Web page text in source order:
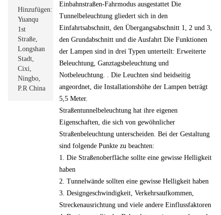
Hinzufügen:
Yuanqu
1st
Straße,
Longshan
Stadt,
Cixi,
Ningbo,
P.R China
Einbahnstraßen-Fahrmodus ausgestattet Die
Tunnelbeleuchtung gliedert sich in den
Einfahrtsabschnitt, den Übergangsabschnitt 1, 2 und 3,
den Grundabschnitt und die Ausfahrt Die Funktionen
der Lampen sind in drei Typen unterteilt: Erweiterte
Beleuchtung, Ganztagsbeleuchtung und
Notbeleuchtung. . Die Leuchten sind beidseitig
angeordnet, die Installationshöhe der Lampen beträgt
5,5 Meter.
Straßentunnelbeleuchtung hat ihre eigenen
Eigenschaften, die sich von gewöhnlicher
Straßenbeleuchtung unterscheiden. Bei der Gestaltung
sind folgende Punkte zu beachten:
1. Die Straßenoberfläche sollte eine gewisse Helligkeit
haben
2. Tunnelwände sollten eine gewisse Helligkeit haben
3. Designgeschwindigkeit, Verkehrsaufkommen,
Streckenausrichtung und viele andere Einflussfaktoren